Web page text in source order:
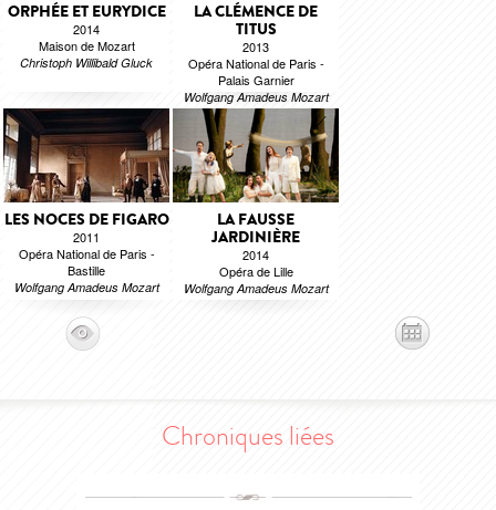
ORPHÉE ET EURYDICE
2014
Maison de Mozart
Christoph Willibald Gluck
LA CLÉMENCE DE
TITUS
2013
Opéra National de Paris -
Palais Garnier
Wolfgang Amadeus Mozart
LES NOCES DE FIGARO
2011
Opéra National de Paris -
Bastille
Wolfgang Amadeus Mozart
LA FAUSSE
JARDINIÈRE
2014
Opéra de Lille
Wolfgang Amadeus Mozart
Chroniques liées